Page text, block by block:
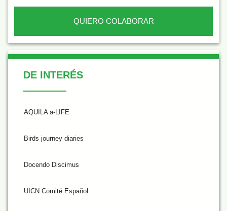
QUIERO COLABORAR
De Interés
DE INTERÉS
AQUILA a-LIFE
Birds journey diaries
Docendo Discimus
UICN Comité Español